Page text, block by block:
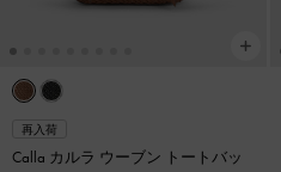
再入荷
Calla カルラ ウーブン トートバッ